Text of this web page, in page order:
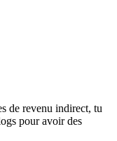
de revenu indirect, tu
pour avoir des